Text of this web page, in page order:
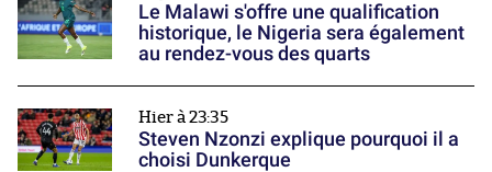
Le Malawi s'offre une qualification
historique, le Nigeria sera également
au rendez-vous des quarts
Hier à 23:35
Steven Nzonzi explique pourquoi il a
choisi Dunkerque